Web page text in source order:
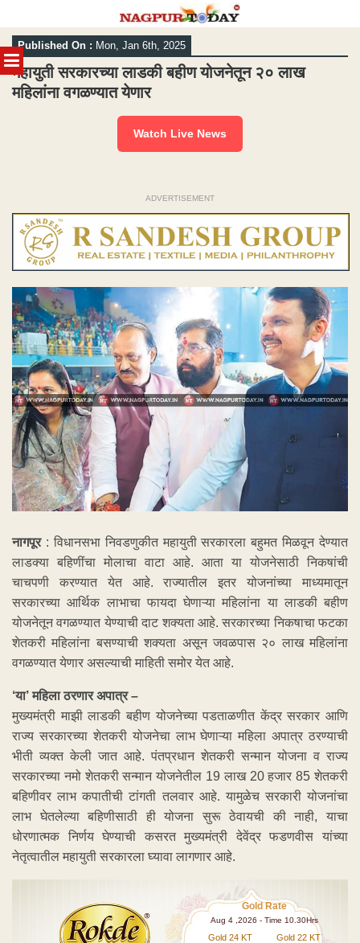
MENU
Skip
to
content
Published On : Mon, Jan 6th, 2025
महायुती सरकारच्या लाडकी बहीण योजनेतून २० लाख
महिलांना वगळण्यात येणार
Watch Live News
ADVERTISEMENT
नागपूर : विधानसभा निवडणुकीत महायुती सरकारला बहुमत मिळवून देण्यात
लाडक्या बहिणींचा मोलाचा वाटा आहे. आता या योजनेसाठी निकषांची
चाचपणी करण्यात येत आहे. राज्यातील इतर योजनांच्या माध्यमातून
सरकारच्या आर्थिक लाभाचा फायदा घेणाऱ्या महिलांना या लाडकी बहीण
योजनेतून वगळण्यात येण्याची दाट शक्यता आहे. सरकारच्या निकषाचा फटका
शेतकरी महिलांना बसण्याची शक्यता असून जवळपास २० लाख महिलांना
वगळण्यात येणार असल्याची माहिती समोर येत आहे.
‘या’ महिला ठरणार अपात्र –
मुख्यमंत्री माझी लाडकी बहीण योजनेच्या पडताळणीत केंद्र सरकार आणि
राज्य सरकारच्या शेतकरी योजनेचा लाभ घेणाऱ्या महिला अपात्र ठरण्याची
भीती व्यक्त केली जात आहे. पंतप्रधान शेतकरी सन्मान योजना व राज्य
सरकारच्या नमो शेतकरी सन्मान योजनेतील 19 लाख 20 हजार 85 शेतकरी
बहिणीवर लाभ कपातीची टांगती तलवार आहे. यामुळेच सरकारी योजनांचा
लाभ घेतलेल्या बहिणीसाठी ही योजना सुरू ठेवायची की नाही, याचा
धोरणात्मक निर्णय घेण्याची कसरत मुख्यमंत्री देवेंद्र फडणवीस यांच्या
नेतृत्वातील महायुती सरकारला घ्यावा लागणार आहे.
Gold Rate
Aug 4 ,2026 - Time 10.30Hrs
Gold 24 KT Gold 22 KT